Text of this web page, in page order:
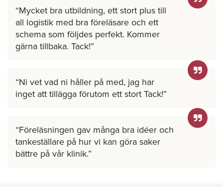
Mycket bra utbildning, ett stort plus till
all logistik med bra föreläsare och ett
schema som följdes perfekt. Kommer
gärna tillbaka. Tack!
Ni vet vad ni håller på med, jag har
inget att tillägga förutom ett stort Tack!
Föreläsningen gav många bra idéer och
tankeställare på hur vi kan göra saker
bättre på vår klinik.